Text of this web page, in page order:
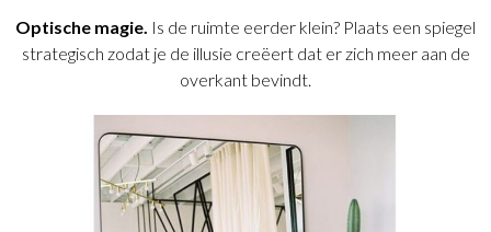
Optische magie. Is de ruimte eerder klein? Plaats een spiegel
strategisch zodat je de illusie creëert dat er zich meer aan de
overkant bevindt.